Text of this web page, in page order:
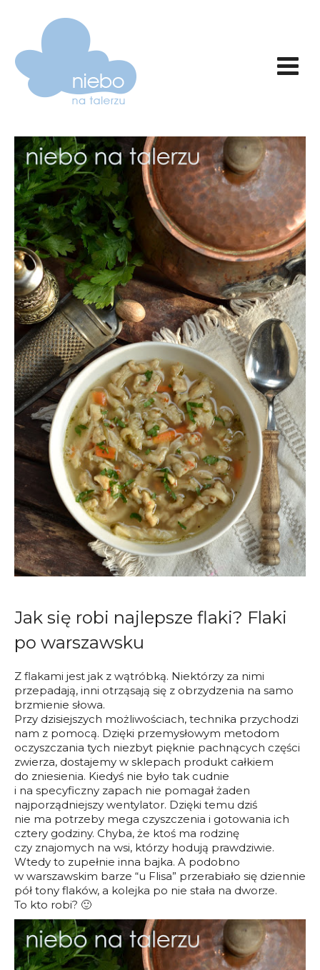
Jak się robi najlepsze flaki? Flaki
po warszawsku
Z flakami jest jak z wątróbką. Niektórzy za nimi
przepadają, inni otrząsają się z obrzydzenia na samo
brzmienie słowa.
Przy dzisiejszych możliwościach, technika przychodzi
nam z pomocą. Dzięki przemysłowym metodom
oczyszczania tych niezbyt pięknie pachnących części
zwierza, dostajemy w sklepach produkt całkiem
do zniesienia. Kiedyś nie było tak cudnie
i na specyficzny zapach nie pomagał żaden
najporządniejszy wentylator. Dzięki temu dziś
nie ma potrzeby mega czyszczenia i gotowania ich
cztery godziny. Chyba, że ktoś ma rodzinę
czy znajomych na wsi, którzy hodują prawdziwie.
Wtedy to zupełnie inna bajka. A podobno
w warszawskim barze “u Flisa” przerabiało się dziennie
pół tony flaków, a kolejka po nie stała na dworze.
To kto robi? 🙂